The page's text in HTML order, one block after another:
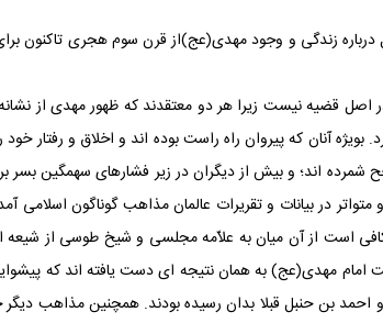
زندگی و وجود مهدی(عج)از قرن سوم هجری تاکنون
اصل قضیه نیست زیرا هر دو معتقدند که ظهور مهدی از
آنان که پیروان راه راست بوده ‏اند و اخلاق و رفتار
شمرده ‏اند؛ و بیش از دیگران در زیر فشارهای سهمگین
است از آن‏ میان به علاّمه مجلسی و شیخ طوسی از
امام مهدی(عج) به همان نتیجه‏ ای دست یافته ‏اند که